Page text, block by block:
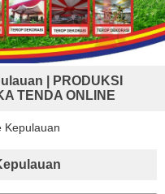
| PRODUKSI
TENDA ONLINE
Kepulauan